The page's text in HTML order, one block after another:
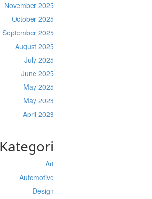
November 2025
October 2025
September 2025
August 2025
July 2025
June 2025
May 2025
May 2023
April 2023
Kategori
Art
Automotive
Design